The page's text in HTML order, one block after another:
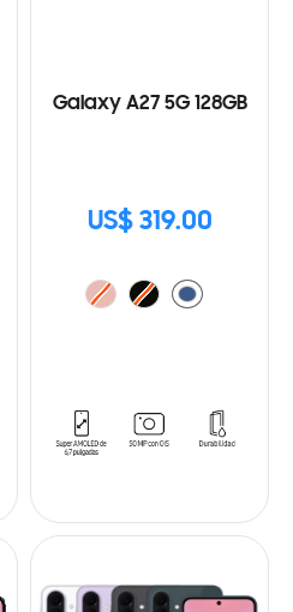
Galaxy A27 5G 128GB
US$ 319.00